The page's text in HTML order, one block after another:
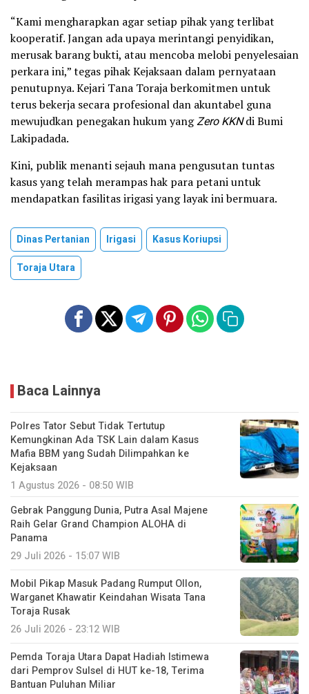
“Kami mengharapkan agar setiap pihak yang terlibat
kooperatif. Jangan ada upaya merintangi penyidikan,
merusak barang bukti, atau mencoba melobi penyelesaian
perkara ini,” tegas pihak Kejaksaan dalam pernyataan
penutupnya. Kejari Tana Toraja berkomitmen untuk
terus bekerja secara profesional dan akuntabel guna
mewujudkan penegakan hukum yangZero KKNdi Bumi
Lakipadada.
Kini, publik menanti sejauh mana pengusutan tuntas
kasus yang telah merampas hak para petani untuk
mendapatkan fasilitas irigasi yang layak ini bermuara.
Dinas Pertanian Irigasi
Kasus Koriupsi
Toraja Utara
Baca Lainnya
Polres Tator Sebut Tidak Tertutup
Kemungkinan Ada TSK Lain dalam Kasus
Mafia BBM yang Sudah Dilimpahkan ke
Kejaksaan
1 Agustus 2026 - 08:50 WIB
Gebrak Panggung Dunia, Putra Asal Majene
Raih Gelar Grand Champion ALOHA di
Panama
29 Juli 2026 - 15:07 WIB
Mobil Pikap Masuk Padang Rumput Ollon,
Warganet Khawatir Keindahan Wisata Tana
Toraja Rusak
26 Juli 2026 - 23:12 WIB
Pemda Toraja Utara Dapat Hadiah Istimewa
dari Pemprov Sulsel di HUT ke-18, Terima
Bantuan Puluhan Miliar